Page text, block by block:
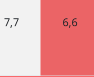
7,7 6,6